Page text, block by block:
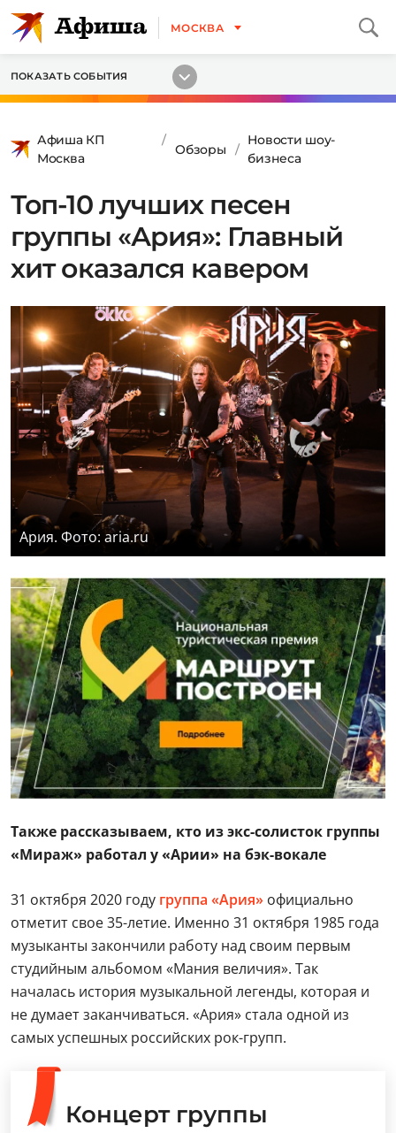
МОСКВА
ПОКАЗАТЬ СОБЫТИЯ
Афиша КП
Москва
Обзоры
Новости шоу-
бизнеса
Топ-10 лучших песен
группы «Ария»: Главный
хит оказался кавером
Ария. Фото: aria.ru
Также рассказываем, кто из экс-солисток группы
«Мираж» работал у «Арии» на бэк-вокале
31 октября 2020 году группа «Ария» официально
отметит свое 35-летие. Именно 31 октября 1985 года
музыканты закончили работу над своим первым
студийным альбомом «Мания величия». Так
началась история музыкальной легенды, которая и
не думает заканчиваться. «Ария» стала одной из
самых успешных российских рок-групп.
Концерт группы